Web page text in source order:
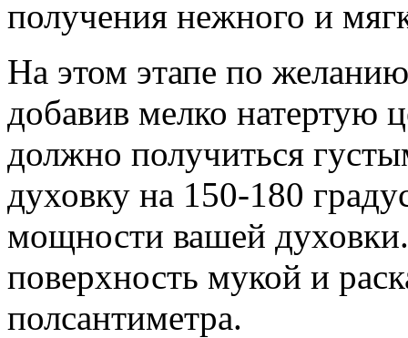
получения нежного и
На этом этапе по
добавив мелко натертую
должно получиться
духовку на 150-180
мощности вашей
поверхность мукой и
полсантиметра.